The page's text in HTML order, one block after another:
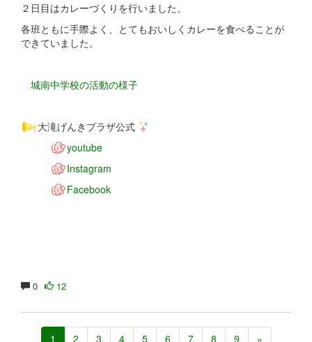
２日目はカレーづくりを行いました。
各班ともに手際よく、とてもおいしくカレーを食べることが
できていました。
城南中学校の活動の様子
大滝げんきプラザ公式
youtube
Instagram
Facebook
0 12
1 2 3 4 5 6 7 8 9 »